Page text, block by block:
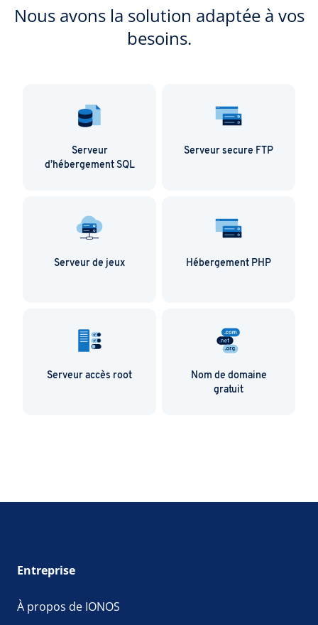
Nous avons la solution adaptée à vos
besoins.
Serveur
d’hébergement SQL
Serveur secure FTP
Serveur de jeux Hébergement PHP
Serveur accès root
Nom de domaine
gratuit
Entreprise
À propos de IONOS